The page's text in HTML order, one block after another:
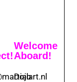
Welcome
Aboard!
Dojo